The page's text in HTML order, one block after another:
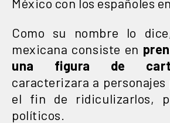
Como su nombre lo
mexicana consiste en
una figura de
caracterizara a personajes
el fin de ridiculizarlos,
políticos.